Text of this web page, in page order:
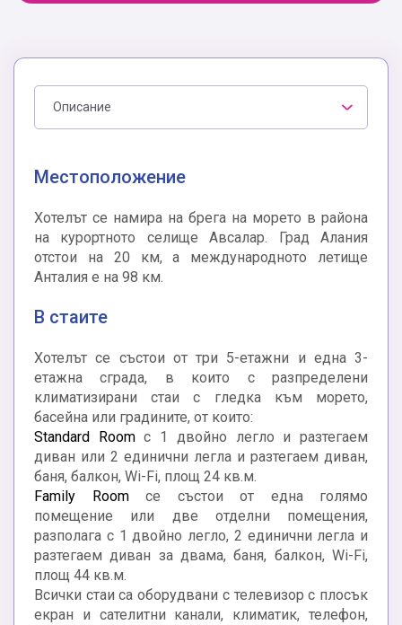
Описание
Местоположение
Хотелът се намира на брега на морето в района
на курортното селище Авсалар. Град Алания
отстои на 20 км, а международното летище
Анталия е на 98 км.
В стаите
Хотелът се състои от три 5-етажни и една 3-
етажна сграда, в които с разпределени
климатизирани стаи с гледка към морето,
басейна или градините, от които:
Standard Roomс 1 двойно легло и разтегаем
диван или 2 единични легла и разтегаем диван,
баня, балкон, Wi-Fi, площ 24 кв.м.
Family Roomсе състои от една голямо
помещение или две отделни помещения,
разполага с 1 двойно легло, 2 единични легла и
разтегаем диван за двама, баня, балкон, Wi-Fi,
площ 44 кв.м.
Всички стаи са оборудвани с телевизор с плосък
екран и сателитни канали, климатик, телефон,